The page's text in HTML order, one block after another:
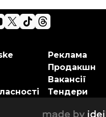
Реклама
Продакшн
Вакансії
Тендери
ideil